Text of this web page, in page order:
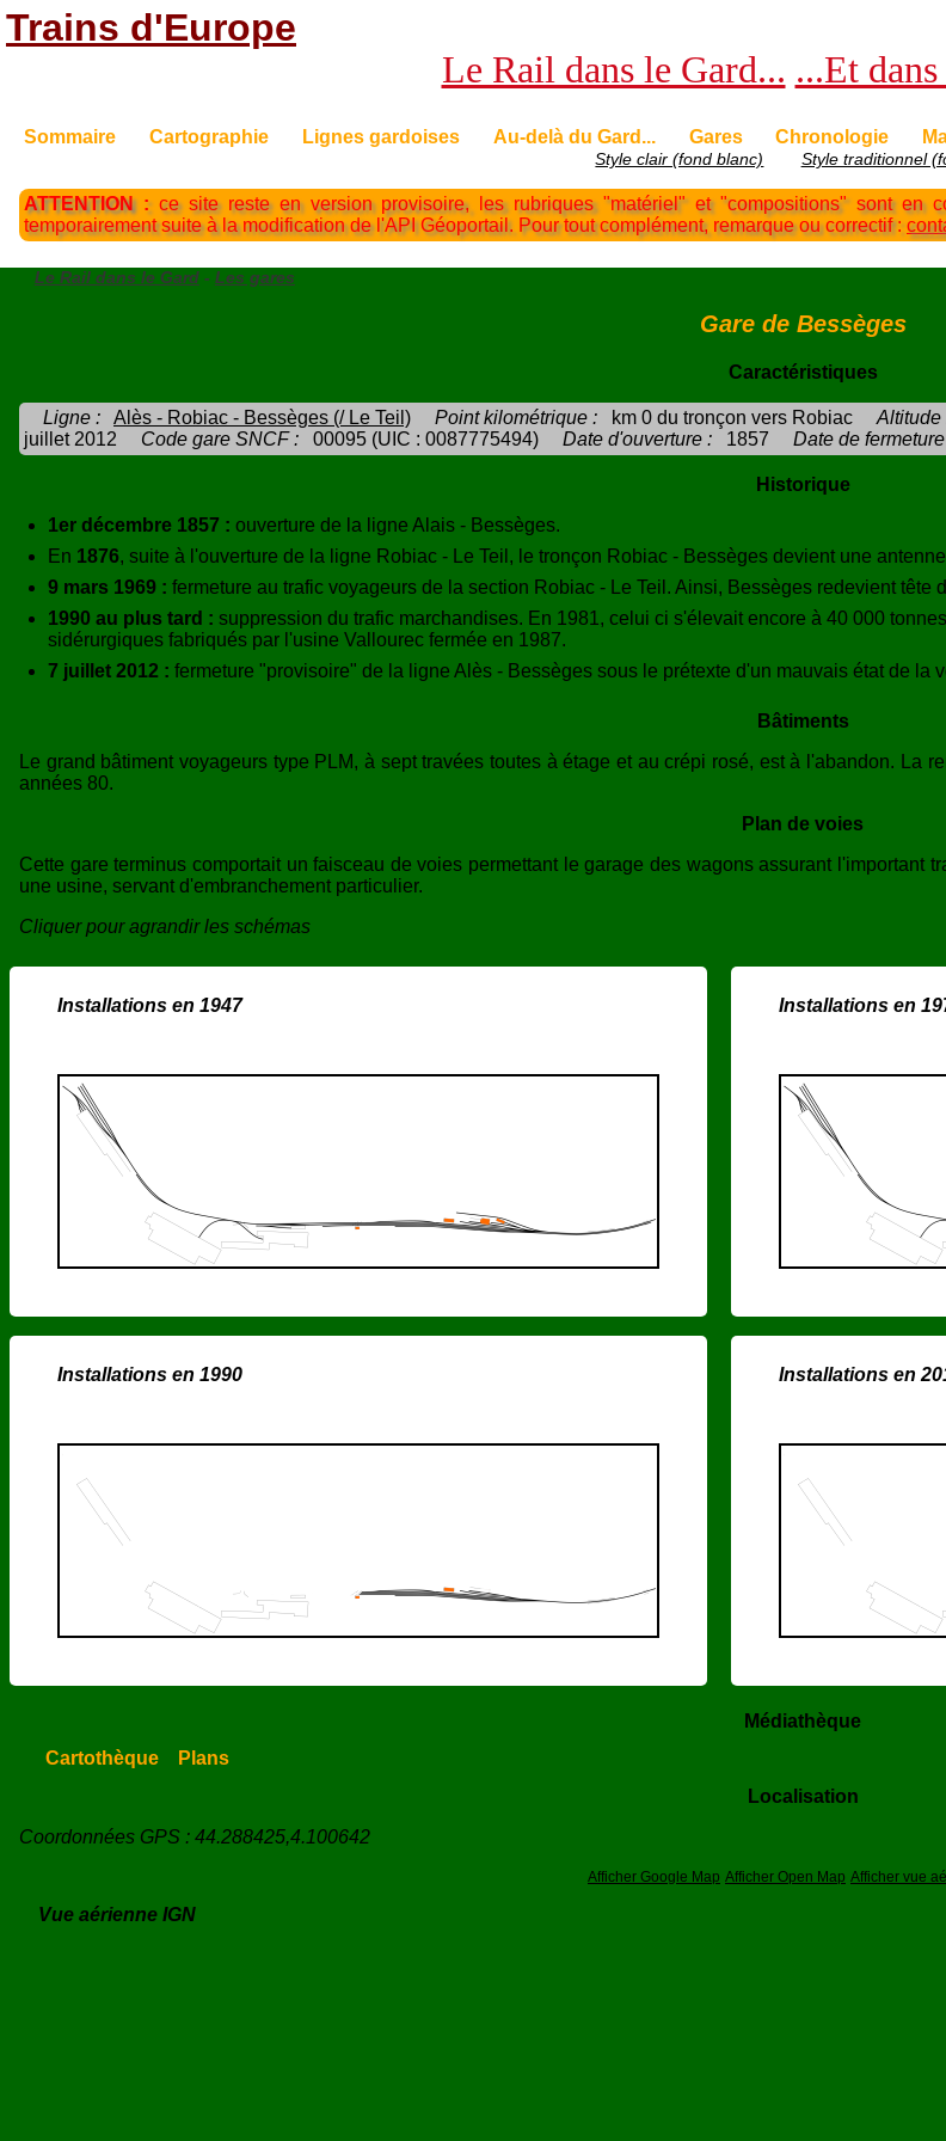
Trains d'Europe
Le Rail dans le Gard... ...Et
Sommaire Cartographie Lignes gardoises Au-delà du Gard... Gares Chronologie
Style clair (fond blanc) Style traditionnel
ATTENTION :ce site reste en version provisoire, les rubriques "matériel" et "compositions" sont en
temporairement suite à la modification de l'API Géoportail. Pour tout complément, remarque ou correctif :
Le Rail dans le Gard- Les gares
Gare de Bessèges
Caractéristiques
Ligne : Alès - Robiac - Bessèges (/ Le Teil) Point kilométrique : km 0 du tronçon vers Robiac Altitude
juillet 2012
Code gare SNCF : 00095 (UIC : 0087775494) Date d'ouverture : 1857 Date de
Historique
1er décembre 1857 : ouverture de la ligne Alais - Bessèges.
En 1876, suite à l'ouverture de la ligne Robiac - Le Teil, le tronçon Robiac - Bessèges devient une
9 mars 1969 : fermeture au trafic voyageurs de la section Robiac - Le Teil. Ainsi, Bessèges redevient tête
1990 au plus tard : suppression du trafic marchandises. En 1981, celui ci s'élevait encore à 40 000
sidérurgiques fabriqués par l'usine Vallourec fermée en 1987.
7 juillet 2012 : fermeture "provisoire" de la ligne Alès - Bessèges sous le prétexte d'un mauvais état de la
Bâtiments
Le grand bâtiment voyageurs type PLM, à sept travées toutes à étage et au crépi rosé, est à l'abandon.
années 80.
Plan de voies
Cette gare terminus comportait un faisceau de voies permettant le garage des wagons assurant l'important
une usine, servant d'embranchement particulier.
Cliquer pour agrandir les schémas
Installations en 1947 Installations en
Installations en 1990 Installations en
Médiathèque
Cartothèque
Plans
Localisation
Coordonnées GPS : 44.288425,4.100642
Afficher Google Map Afficher Open Map Afficher vue
Vue aérienne IGN